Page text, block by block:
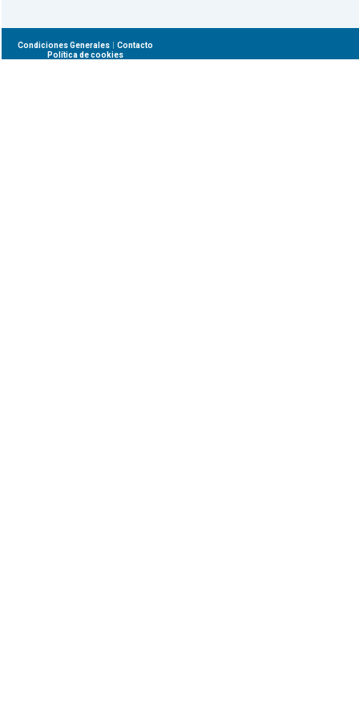
Condiciones Generales| Contacto
Política de cookies